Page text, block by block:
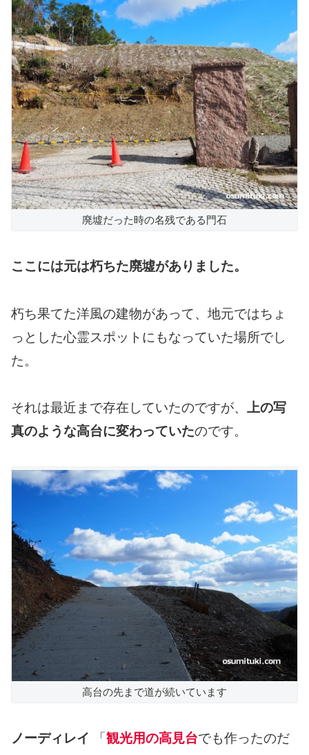
廃墟だった時の名残である門石
ここには元は朽ちた廃墟がありました。
朽ち果てた洋風の建物があって、地元ではちょ
っとした心霊スポットにもなっていた場所でし
た。
それは最近まで存在していたのですが、 上の写
真のような高台に変わっていたのです。
高台の先まで道が続いています
ノーディレイ 「 観光用の高見台でも作ったのだ